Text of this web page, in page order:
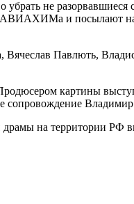
убрать не
и посылают
Вячеслав Павлють,
картины
сопровождение
драмы на территории РФ